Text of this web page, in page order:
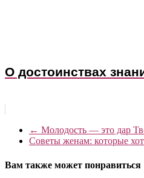
О достоинствах
← Молодость — это дар
Советы женам: которые
Вам также может понравиться